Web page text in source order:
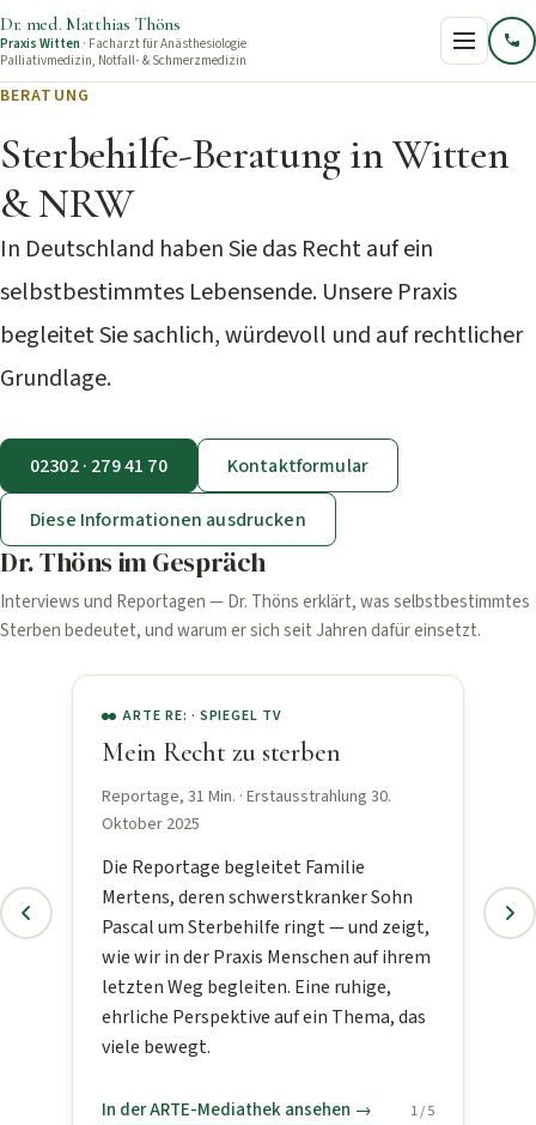
Dr. med. Matthias Thöns
Praxis Witten · Facharzt für Anästhesiologie
Palliativmedizin, Notfall‑ & Schmerzmedizin
Startseite
Praxis
Sterbehilfe
Gutachten
Über Dr. Thöns
Aktuelles
Kontakt
BERATUNG
Sterbehilfe-Beratung in Witten
& NRW
In Deutschland haben Sie das Recht auf ein
selbstbestimmtes Lebensende. Unsere Praxis
begleitet Sie sachlich, würdevoll und auf rechtlicher
Grundlage.
02302 · 279 41 70 Kontaktformular
Diese Informationen ausdrucken
Dr. Thöns im Gespräch
Interviews und Reportagen — Dr. Thöns erklärt, was selbstbestimmtes
Sterben bedeutet, und warum er sich seit Jahren dafür einsetzt.
ARTE RE: · SPIEGEL TV
Mein Recht zu sterben
Reportage, 31 Min. · Erstausstrahlung 30.
Oktober 2025
Die Reportage begleitet Familie
Mertens, deren schwerstkranker Sohn
Pascal um Sterbehilfe ringt — und zeigt,
wie wir in der Praxis Menschen auf ihrem
letzten Weg begleiten. Eine ruhige,
ehrliche Perspektive auf ein Thema, das
viele bewegt.
In der ARTE-Mediathek ansehen → 1 / 5